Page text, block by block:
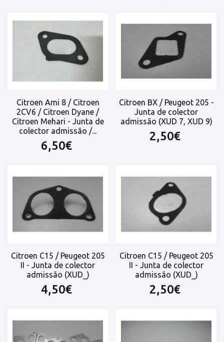
Citroen Ami 8 / Citroen
2CV6 / Citroen Dyane /
Citroen Mehari - Junta de
colector admissão /...
6,50€
Citroen BX / Peugeot 205 -
Junta de colector
admissão (XUD 7, XUD 9)
2,50€
Citroen C15 / Peugeot 205
II - Junta de colector
admissão (XUD_)
4,50€
Citroen C15 / Peugeot 205
II - Junta de colector
admissão (XUD_)
2,50€